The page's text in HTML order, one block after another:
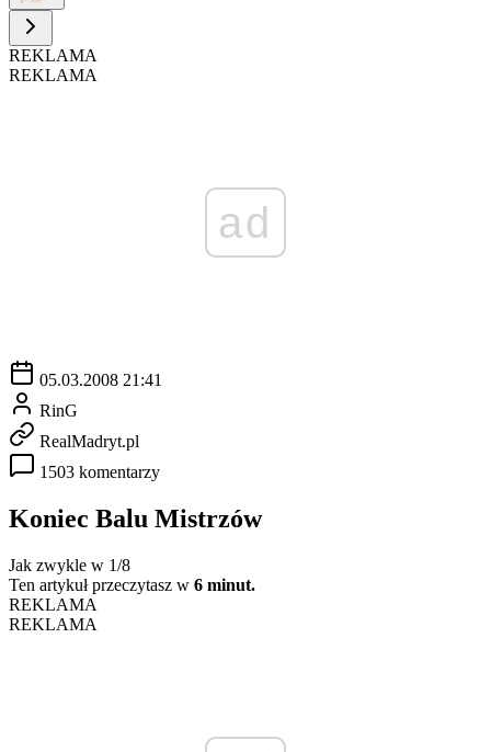
REKLAMA
REKLAMA
ad
05.03.2008 21:41
RinG
RealMadryt.pl
1503 komentarzy
Koniec Balu Mistrzów
Jak zwykle w 1/8
Ten artykuł przeczytasz w 6 minut.
REKLAMA
REKLAMA